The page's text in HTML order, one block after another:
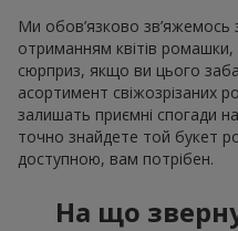
Ми обов’язково
отриманням квітів
сюрприз, якщо ви цього
асортимент свіжозрізаних
залишать приємні спогади
точно знайдете той букет
доступною, вам потрібен.
На що